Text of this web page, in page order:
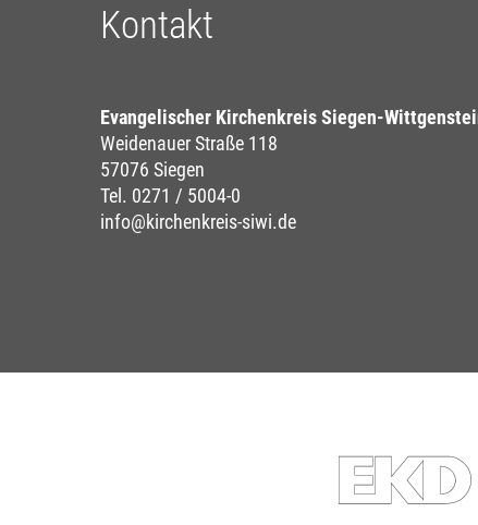
Kontakt
Evangelischer Kirchenkreis Siegen-
Weidenauer Straße 118
57076 Siegen
Tel. 0271 / 5004-0
info@kirchenkreis-siwi.de